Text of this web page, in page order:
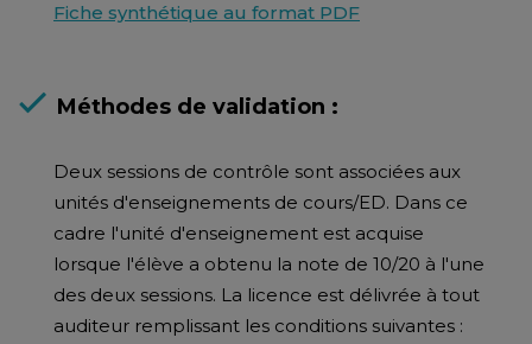
Fiche synthétique au format PDF
Méthodes de validation :
Deux sessions de contrôle sont associées aux
unités d'enseignements de cours/ED. Dans ce
cadre l'unité d'enseignement est acquise
lorsque l'élève a obtenu la note de 10/20 à l'une
des deux sessions. La licence est délivrée à tout
auditeur remplissant les conditions suivantes :